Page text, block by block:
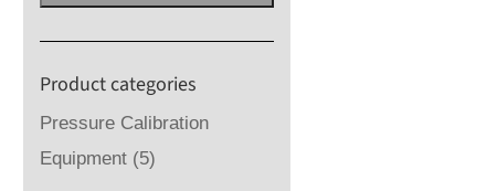
Product categories
Pressure Calibration
Equipment (5)